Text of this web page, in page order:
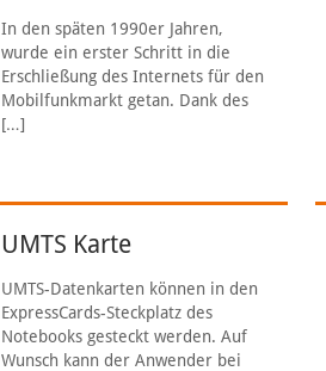
In den späten 1990er Jahren,
wurde ein erster Schritt in die
Erschließung des Internets für den
Mobilfunkmarkt getan. Dank des
[…]
UMTS Karte
UMTS-Datenkarten können in den
ExpressCards-Steckplatz des
Notebooks gesteckt werden. Auf
Wunsch kann der Anwender bei